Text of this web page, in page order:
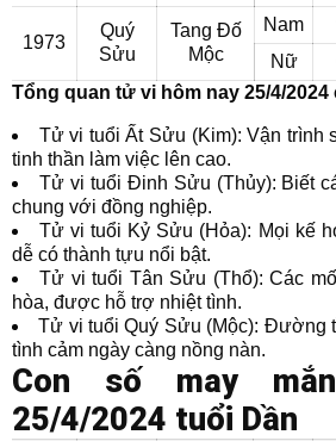
1973
Quý
Sửu
Tang Đố
Mộc
Nam
Nữ
Tổng quan tử vi hôm nay 25/4/
Tử vi tuổi Ất Sửu (Kim): Vận trình
tinh thần làm việc lên cao.
Tử vi tuổi Đinh Sửu (Thủy): Biết
chung với đồng nghiệp.
Tử vi tuổi Kỷ Sửu (Hỏa): Mọi kế
dễ có thành tựu nổi bật.
Tử vi tuổi Tân Sửu (Thổ): Các
hòa, được hỗ trợ nhiệt tình.
Tử vi tuổi Quý Sửu (Mộc): Đường
tình cảm ngày càng nồng nàn.
Con số may
25/4/2024 tuổi Dần